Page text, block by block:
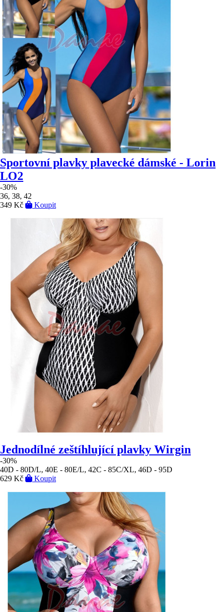
Sportovní plavky plavecké dámské - Lorin
LO2
-30%
36, 38, 42
349 Kč
Koupit
Jednodílné zeštíhlující plavky Wirgin
-30%
40D - 80D/L, 40E - 80E/L, 42C - 85C/XL, 46D - 95D
629 Kč
Koupit